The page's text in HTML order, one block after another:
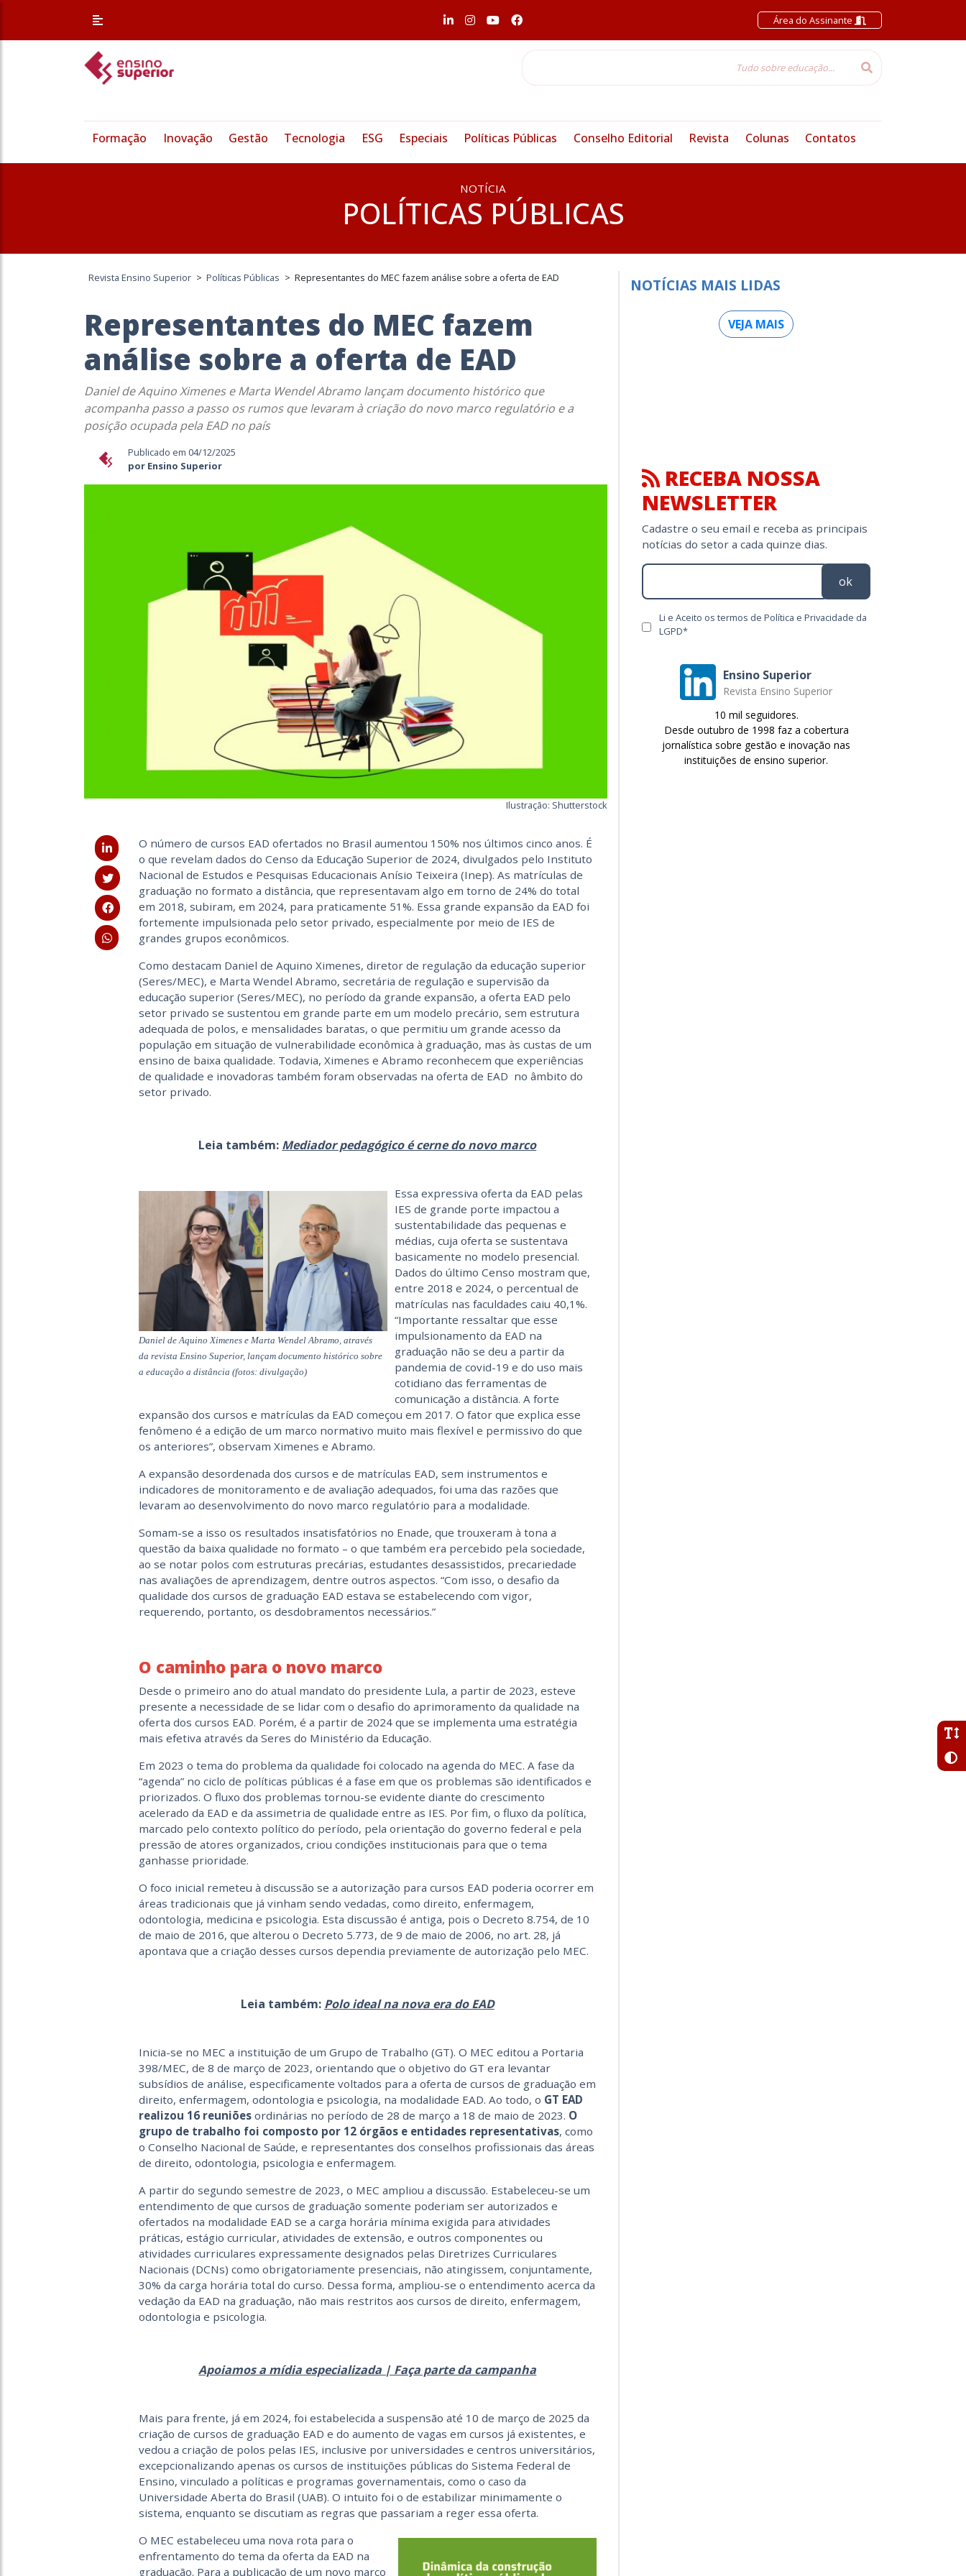
Área do Assinante
Formação Inovação Gestão Tecnologia ESG Especiais Políticas Públicas Conselho Editorial Revista Colunas Contatos
NOTÍCIA
POLÍTICAS PÚBLICAS
Revista Ensino Superior > Políticas Públicas > Representantes do MEC fazem análise sobre a oferta de EAD
Representantes do MEC fazem
análise sobre a oferta de EAD
Daniel de Aquino Ximenes e Marta Wendel Abramo lançam documento histórico que
acompanha passo a passo os rumos que levaram à criação do novo marco regulatório e a
posição ocupada pela EAD no país
Publicado em 04/12/2025
por Ensino Superior
Ilustração: Shutterstock
O número de cursos EAD ofertados no Brasil aumentou 150% nos últimos cinco anos. É
o que revelam dados do Censo da Educação Superior de 2024, divulgados pelo Instituto
Nacional de Estudos e Pesquisas Educacionais Anísio Teixeira (Inep). As matrículas de
graduação no formato a distância, que representavam algo em torno de 24% do total
em 2018, subiram, em 2024, para praticamente 51%. Essa grande expansão da EAD foi
fortemente impulsionada pelo setor privado, especialmente por meio de IES de
grandes grupos econômicos.
Como destacam Daniel de Aquino Ximenes, diretor de regulação da educação superior
(Seres/MEC), e Marta Wendel Abramo, secretária de regulação e supervisão da
educação superior (Seres/MEC), no período da grande expansão, a oferta EAD pelo
setor privado se sustentou em grande parte em um modelo precário, sem estrutura
adequada de polos, e mensalidades baratas, o que permitiu um grande acesso da
população em situação de vulnerabilidade econômica à graduação, mas às custas de um
ensino de baixa qualidade. Todavia, Ximenes e Abramo reconhecem que experiências
de qualidade e inovadoras também foram observadas na oferta de EAD no âmbito do
setor privado.
Leia também: Mediador pedagógico é cerne do novo marco
Daniel de Aquino Ximenes e Marta Wendel Abramo, através
da revista Ensino Superior, lançam documento histórico sobre
a educação a distância (fotos: divulgação)
Essa expressiva oferta da EAD pelas
IES de grande porte impactou a
sustentabilidade das pequenas e
médias, cuja oferta se sustentava
basicamente no modelo presencial.
Dados do último Censo mostram que,
entre 2018 e 2024, o percentual de
matrículas nas faculdades caiu 40,1%.
“Importante ressaltar que esse
impulsionamento da EAD na
graduação não se deu a partir da
pandemia de covid-19 e do uso mais
cotidiano das ferramentas de
comunicação a distância. A forte
expansão dos cursos e matrículas da EAD começou em 2017. O fator que explica esse
fenômeno é a edição de um marco normativo muito mais flexível e permissivo do que
os anteriores”, observam Ximenes e Abramo.
A expansão desordenada dos cursos e de matrículas EAD, sem instrumentos e
indicadores de monitoramento e de avaliação adequados, foi uma das razões que
levaram ao desenvolvimento do novo marco regulatório para a modalidade.
Somam-se a isso os resultados insatisfatórios no Enade, que trouxeram à tona a
questão da baixa qualidade no formato – o que também era percebido pela sociedade,
ao se notar polos com estruturas precárias, estudantes desassistidos, precariedade
nas avaliações de aprendizagem, dentre outros aspectos. “Com isso, o desafio da
qualidade dos cursos de graduação EAD estava se estabelecendo com vigor,
requerendo, portanto, os desdobramentos necessários.”
O caminho para o novo marco
Desde o primeiro ano do atual mandato do presidente Lula, a partir de 2023, esteve
presente a necessidade de se lidar com o desafio do aprimoramento da qualidade na
oferta dos cursos EAD. Porém, é a partir de 2024 que se implementa uma estratégia
mais efetiva através da Seres do Ministério da Educação.
Em 2023 o tema do problema da qualidade foi colocado na agenda do MEC. A fase da
“agenda” no ciclo de políticas públicas é a fase em que os problemas são identificados e
priorizados. O fluxo dos problemas tornou-se evidente diante do crescimento
acelerado da EAD e da assimetria de qualidade entre as IES. Por fim, o fluxo da política,
marcado pelo contexto político do período, pela orientação do governo federal e pela
pressão de atores organizados, criou condições institucionais para que o tema
ganhasse prioridade.
O foco inicial remeteu à discussão se a autorização para cursos EAD poderia ocorrer em
áreas tradicionais que já vinham sendo vedadas, como direito, enfermagem,
odontologia, medicina e psicologia. Esta discussão é antiga, pois o Decreto 8.754, de 10
de maio de 2016, que alterou o Decreto 5.773, de 9 de maio de 2006, no art. 28, já
apontava que a criação desses cursos dependia previamente de autorização pelo MEC.
Leia também: Polo ideal na nova era do EAD
Inicia-se no MEC a instituição de um Grupo de Trabalho (GT). O MEC editou a Portaria
398/MEC, de 8 de março de 2023, orientando que o objetivo do GT era levantar
subsídios de análise, especificamente voltados para a oferta de cursos de graduação em
direito, enfermagem, odontologia e psicologia, na modalidade EAD. Ao todo, o GT EAD
realizou 16 reuniõesordinárias no período de 28 de março a 18 de maio de 2023. O
grupo de trabalho foi composto por 12 órgãos e entidades representativas, como
o Conselho Nacional de Saúde, e representantes dos conselhos profissionais das áreas
de direito, odontologia, psicologia e enfermagem.
A partir do segundo semestre de 2023, o MEC ampliou a discussão. Estabeleceu-se um
entendimento de que cursos de graduação somente poderiam ser autorizados e
ofertados na modalidade EAD se a carga horária mínima exigida para atividades
práticas, estágio curricular, atividades de extensão, e outros componentes ou
atividades curriculares expressamente designados pelas Diretrizes Curriculares
Nacionais (DCNs) como obrigatoriamente presenciais, não atingissem, conjuntamente,
30% da carga horária total do curso. Dessa forma, ampliou-se o entendimento acerca da
vedação da EAD na graduação, não mais restritos aos cursos de direito, enfermagem,
odontologia e psicologia.
Apoiamos a mídia especializada | Faça parte da campanha
Mais para frente, já em 2024, foi estabelecida a suspensão até 10 de março de 2025 da
criação de cursos de graduação EAD e do aumento de vagas em cursos já existentes, e
vedou a criação de polos pelas IES, inclusive por universidades e centros universitários,
excepcionalizando apenas os cursos de instituições públicas do Sistema Federal de
Ensino, vinculado a políticas e programas governamentais, como o caso da
Universidade Aberta do Brasil (UAB). O intuito foi o de estabilizar minimamente o
sistema, enquanto se discutiam as regras que passariam a reger essa oferta.
O MEC estabeleceu uma nova rota para o
enfrentamento do tema da oferta da EAD na
graduação. Para a publicação de um novo marco
NOTÍCIAS MAIS LIDAS
VEJA MAIS
RECEBA NOSSA
NEWSLETTER
Cadastre o seu email e receba as principais
notícias do setor a cada quinze dias.
ok
Li e Aceito os termos de Política e Privacidade da
LGPD*
Ensino Superior
Revista Ensino Superior
10 mil seguidores.
Desde outubro de 1998 faz a cobertura
jornalística sobre gestão e inovação nas
instituições de ensino superior.